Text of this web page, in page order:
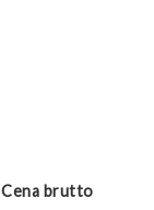
Cena brutto